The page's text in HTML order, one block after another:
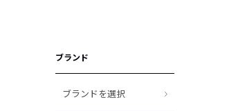
ブランド
ブランドを選択